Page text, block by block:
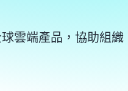
雲端產品，協助組織